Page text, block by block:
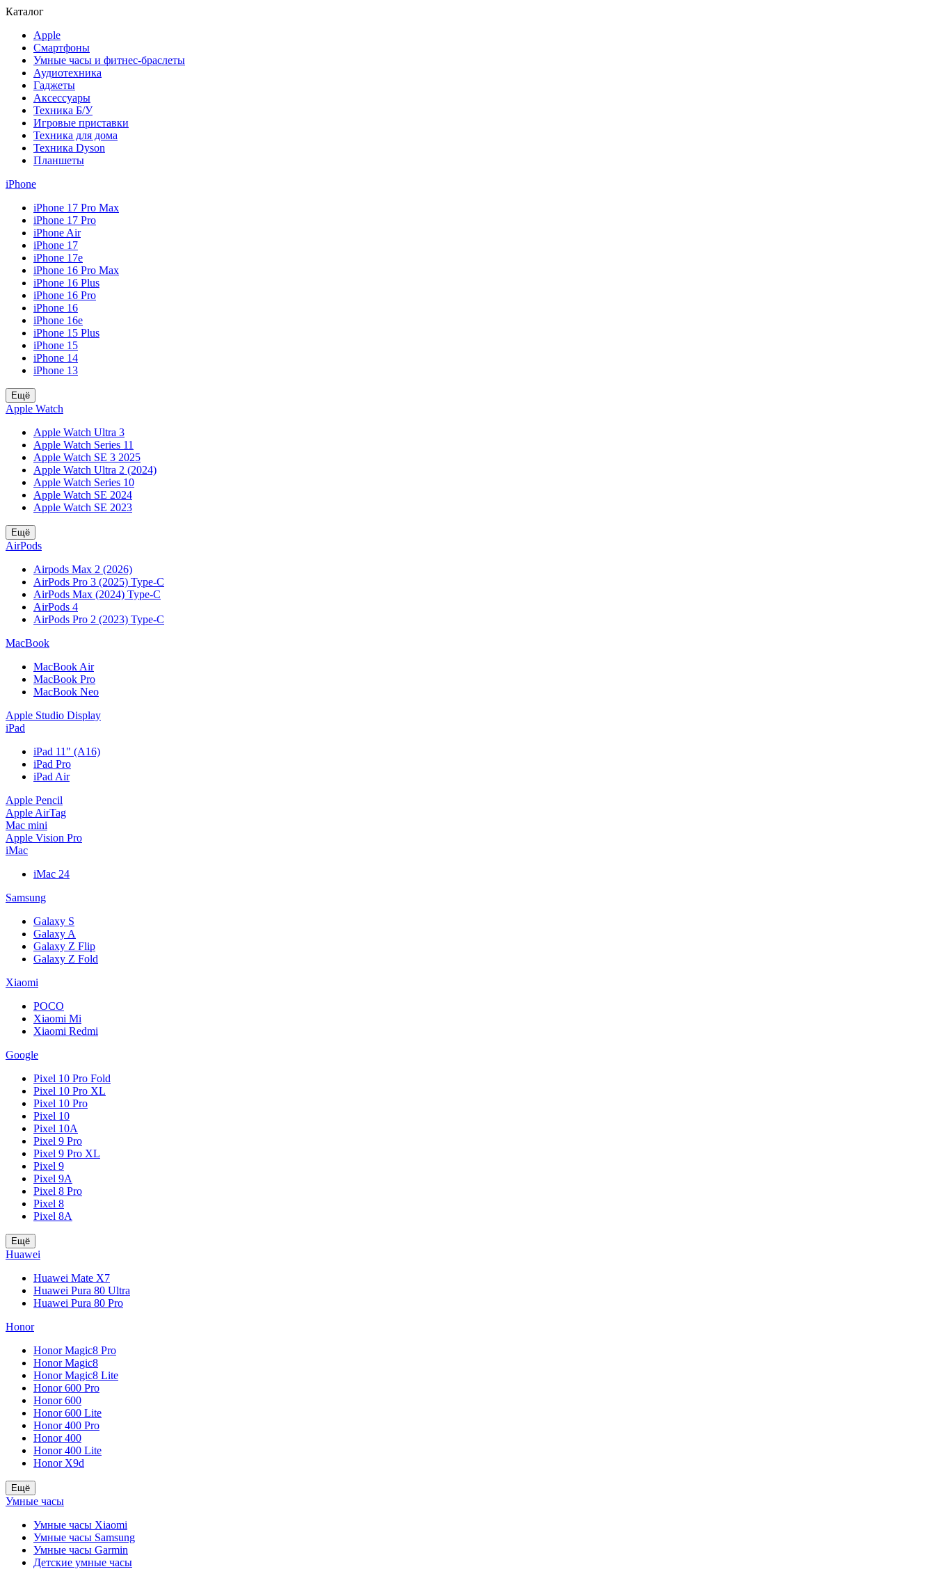
Каталог
Apple
Смартфоны
Умные часы и фитнес-браслеты
Аудиотехника
Гаджеты
Аксессуары
Техника Б/У
Игровые приставки
Техника для дома
Техника Dyson
Планшеты
iPhone
iPhone 17 Pro Max
iPhone 17 Pro
iPhone Air
iPhone 17
iPhone 17e
iPhone 16 Pro Max
iPhone 16 Plus
iPhone 16 Pro
iPhone 16
iPhone 16e
iPhone 15 Plus
iPhone 15
iPhone 14
iPhone 13
Ещё
Apple Watch
Apple Watch Ultra 3
Apple Watch Series 11
Apple Watch SE 3 2025
Apple Watch Ultra 2 (2024)
Apple Watch Series 10
Apple Watch SE 2024
Apple Watch SE 2023
Ещё
AirPods
Airpods Max 2 (2026)
AirPods Pro 3 (2025) Type-C
AirPods Max (2024) Type-C
AirPods 4
AirPods Pro 2 (2023) Type-C
MacBook
MacBook Air
MacBook Pro
MacBook Neo
Apple Studio Display
iPad
iPad 11" (A16)
iPad Pro
iPad Air
Apple Pencil
Apple AirTag
Mac mini
Apple Vision Pro
iMac
iMac 24
Samsung
Galaxy S
Galaxy A
Galaxy Z Flip
Galaxy Z Fold
Xiaomi
POCO
Xiaomi Mi
Xiaomi Redmi
Google
Pixel 10 Pro Fold
Pixel 10 Pro XL
Pixel 10 Pro
Pixel 10
Pixel 10A
Pixel 9 Pro
Pixel 9 Pro XL
Pixel 9
Pixel 9A
Pixel 8 Pro
Pixel 8
Pixel 8A
Ещё
Huawei
Huawei Mate X7
Huawei Pura 80 Ultra
Huawei Pura 80 Pro
Honor
Honor Magic8 Pro
Honor Magic8
Honor Magic8 Lite
Honor 600 Pro
Honor 600
Honor 600 Lite
Honor 400 Pro
Honor 400
Honor 400 Lite
Honor X9d
Ещё
Умные часы
Умные часы Xiaomi
Умные часы Samsung
Умные часы Garmin
Детские умные часы